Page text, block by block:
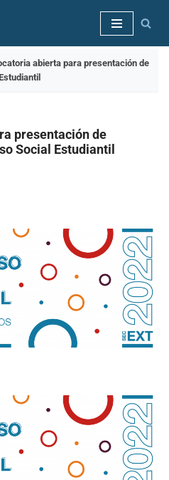
abierta para presentación de
presentación de
Social Estudiantil